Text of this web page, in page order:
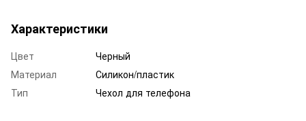
Характеристики
Цвет
Черный
Материал
Силикон/пластик
Тип
Чехол для телефона